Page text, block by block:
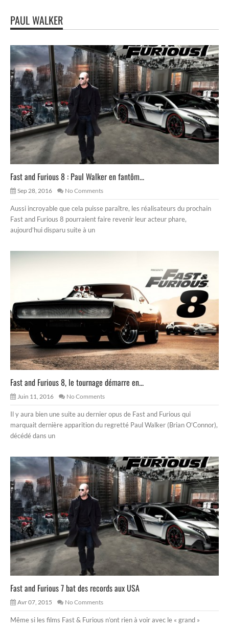
PAUL WALKER
Fast and Furious 8 : Paul Walker en fantôm...
Sep 28, 2016 No Comments
Aussi incroyable que cela puisse paraître, les réalisateurs du prochain
Fast and Furious 8 pourraient faire revenir leur acteur phare,
aujourd’hui disparu suite à un
Fast and Furious 8, le tournage démarre en...
Juin 11, 2016 No Comments
Il y aura bien une suite au dernier opus de Fast and Furious qui
marquait dernière apparition du regretté Paul Walker (Brian O’Connor),
décédé dans un
Fast and Furious 7 bat des records aux USA
Avr 07, 2015 No Comments
Même si les films Fast & Furious n’ont rien à voir avec le « grand »